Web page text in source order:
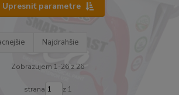
Upresniť parametre
Najdrahšie
Zobrazujem 1-26 z 26
strana z 1